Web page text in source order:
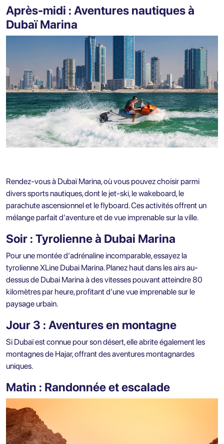
Après-midi : Aventures nautiques à
Dubaï Marina
Rendez-vous à Dubaï Marina, où vous pouvez choisir parmi
divers sports nautiques, dont le jet-ski, le wakeboard, le
parachute ascensionnel et le flyboard. Ces activités offrent un
mélange parfait d'aventure et de vue imprenable sur la ville.
Soir : Tyrolienne à Dubai Marina
Pour une montée d'adrénaline incomparable, essayez la
tyrolienne XLine Dubai Marina. Planez haut dans les airs au-
dessus de Dubai Marina à des vitesses pouvant atteindre 80
kilomètres par heure, profitant d'une vue imprenable sur le
paysage urbain.
Jour 3 : Aventures en montagne
Si Dubaï est connue pour son désert, elle abrite également les
montagnes de Hajar, offrant des aventures montagnardes
uniques.
Matin : Randonnée et escalade